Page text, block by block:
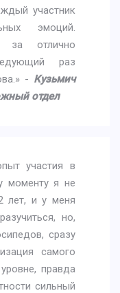
участник
эмоций.
за отлично
раз
- Кузьмич
отдел
участия в
моменту я не
лет, и у меня
но,
сразу
самого
правда
сильный